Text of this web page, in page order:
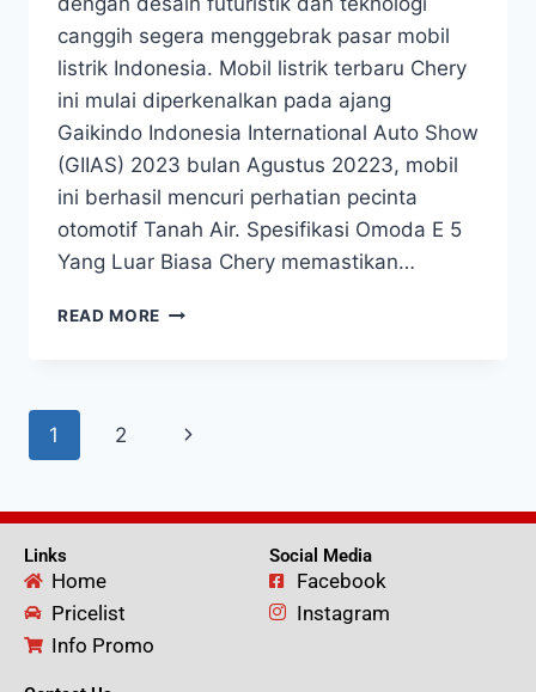
canggih segera menggebrak pasar mobil
listrik Indonesia. Mobil listrik terbaru Chery
ini mulai diperkenalkan pada ajang
Gaikindo Indonesia International Auto Show
(GIIAS) 2023 bulan Agustus 20223, mobil
ini berhasil mencuri perhatian pecinta
otomotif Tanah Air. Spesifikasi Omoda E 5
Yang Luar Biasa Chery memastikan…
READ MORE
1 2
Links
Home
Pricelist
Info Promo
Social Media
Facebook
Instagram